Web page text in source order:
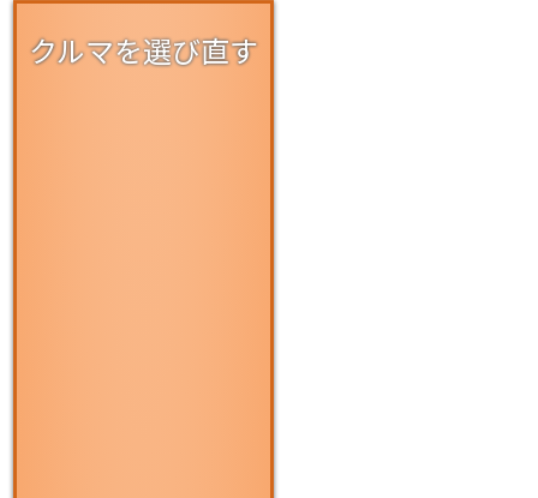
クルマを選び直す